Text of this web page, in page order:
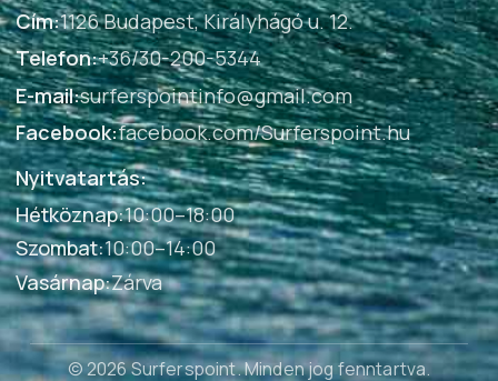
Cím:1126 Budapest, Királyhágó u. 12.
Telefon:+36/30-200-5344
E-mail:surferspointinfo@gmail.com
Facebook:facebook.com/Surferspoint.hu
Nyitvatartás:
Hétköznap:10:00–18:00
Szombat:10:00–14:00
Vasárnap:Zárva
© 2026 Surferspoint. Minden jog fenntartva.